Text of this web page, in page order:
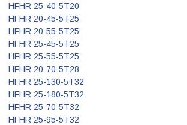
HFHR 25-40-5T20
HFHR 20-45-5T25
HFHR 20-55-5T25
HFHR 25-45-5T25
HFHR 25-55-5T25
HFHR 20-70-5T28
HFHR 25-130-5T32
HFHR 25-180-5T32
HFHR 25-70-5T32
HFHR 25-95-5T32